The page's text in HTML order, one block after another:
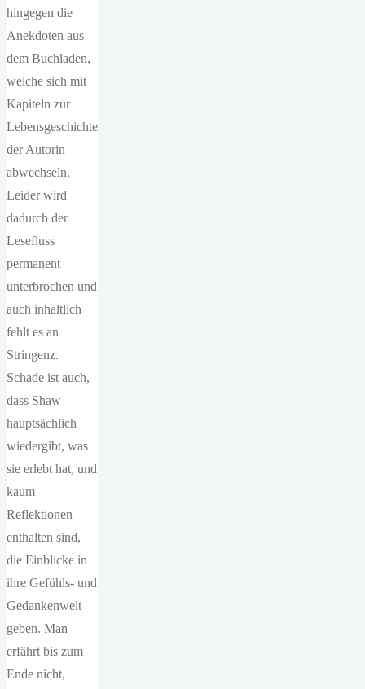
hingegen die
Anekdoten aus
dem Buchladen,
welche sich mit
Kapiteln zur
Lebensgeschichte
der Autorin
abwechseln.
Leider wird
dadurch der
Lesefluss
permanent
unterbrochen und
auch inhaltlich
fehlt es an
Stringenz.
Schade ist auch,
dass Shaw
hauptsächlich
wiedergibt, was
sie erlebt hat, und
kaum
Reflektionen
enthalten sind,
die Einblicke in
ihre Gefühls- und
Gedankenwelt
geben. Man
erfährt bis zum
Ende nicht,